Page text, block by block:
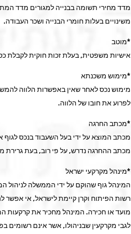
מדד מחירי תשומה בבנייה למגורים מדד
משינויים בעלות חומרי הבנייה ושכר העבודה.
*מוטב
אישיות משפטית, בעלת זכות חוקית לקבלת
*מימוש משכנתא
מימוש נכס לאחר שאין באפשרות הלווה
לפרוע את חובו של הלווה.
*מכתב החרגה
מכתב המוצא על ידי בעל השעבוד בנכס לגוף
מכתב ההחרגה נדרש, על פי רוב, בעת גרירת
*מינהל מקרקעי ישראל
רשות הפיתוח וקרן קיימת לישראל, אי אפשר
מועד או חכירה. המינהל מחכיר את קרקעות
לגבי מקרקעין שבניהולו, אשר אינם רשומים